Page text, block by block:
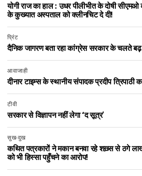
योगी राज का हाल : उधर पीलीभीत के दोषी
के कुख्यात अस्पताल को क्लीनचिट दे दी!
प्रिंट
दैनिक जागरण बता रहा कांग्रेस सरकार के चलते बढ़
आवाजाही
दीनार टाइम्स के स्थानीय संपादक प्रदीप त्रिपाठी
टीवी
सरकार से विज्ञापन नहीं लेगा ‘द सूत्र’
सुख-दुख
कथित पत्रकारों ने मकान बनवा रहे शख़्स से ठगे
को भी हिस्सा पहुँचने का आरोप!